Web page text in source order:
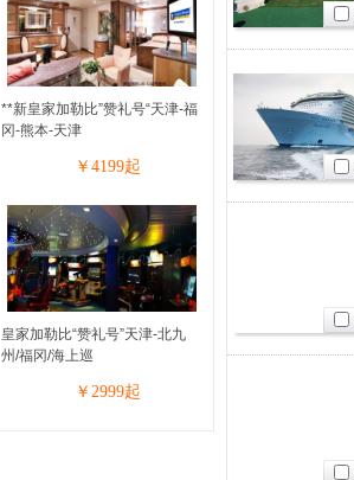
**新皇家加勒比”赞礼号“天津-福
冈-熊本-天津
￥ 4199起
皇家加勒比“赞礼号”天津-北九
州/福冈/海上巡
￥ 2999起